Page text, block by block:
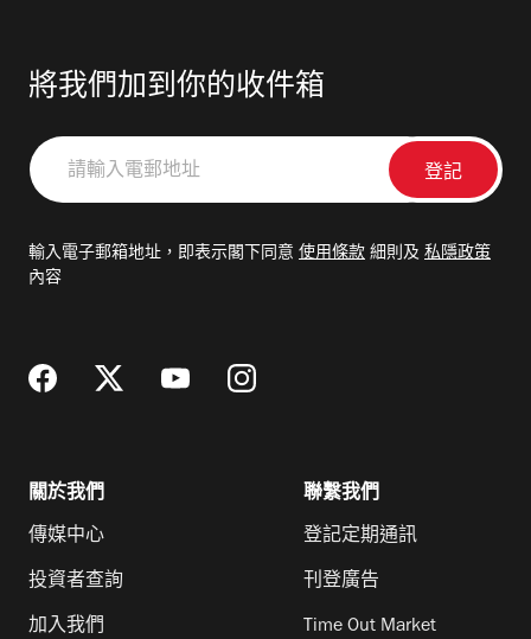
將我們加到你的收件箱
請
輸
郵
輸入電子郵箱地址，即表示閣下同意 使用條款 細則及 私隱政策
內容
關於我們
傳媒中心
投資者查詢
加入我們
聯繫我們
登記定期通訊
刊登廣告
Time Out Market